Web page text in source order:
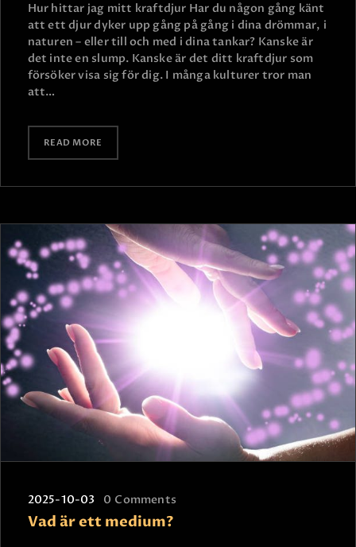
Hur hittar jag mitt kraftdjur Har du någon gång känt
att ett djur dyker upp gång på gång i dina drömmar, i
naturen – eller till och med i dina tankar? Kanske är
det inte en slump. Kanske är det ditt kraftdjur som
försöker visa sig för dig. I många kulturer tror man
att…
READ MORE
2025-10-03 0 Comments
Vad är ett medium?